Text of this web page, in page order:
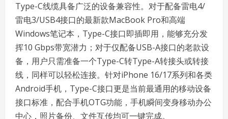
Type-C线缆具备广泛的设备兼容性。对于配备雷电4/
雷电3/USB4接口的最新款MacBook Pro和高端
Windows笔记本，Type-C接口即插即用，能够充分发
挥10 Gbps带宽潜力；对于仅配备USB-A接口的老款设
备，用户只需准备一个Type-C转Type-A转接头或转接
线，同样可以轻松连接。针对iPhone 16/17系列和各类
Android手机，Type-C接口更是当前最通用的移动设备
接口标准，配合手机OTG功能，手机瞬间变身移动办公
中心，照片备份、文件互传均可一键完成。